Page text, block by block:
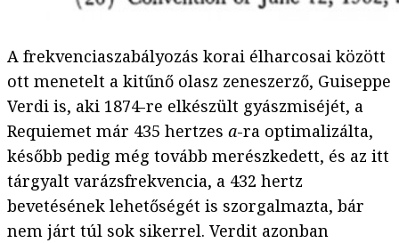
A frekvenciaszabályozás korai élharcosai között
ott menetelt a kitűnő olasz zeneszerző, Guiseppe
Verdi is, aki 1874-re elkészült gyászmiséjét, a
Requiemet már 435 hertzes a-ra optimalizálta,
később pedig még tovább merészkedett, és az itt
tárgyalt varázsfrekvencia, a 432 hertz
bevetésének lehetőségét is szorgalmazta, bár
nem járt túl sok sikerrel. Verdit azonban